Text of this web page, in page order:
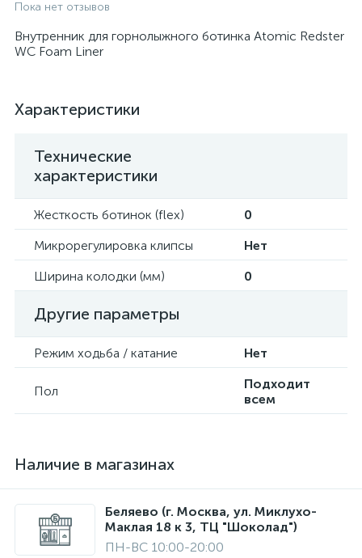
Пока нет отзывов
Внутренник для горнолыжного ботинка Atomic Redster
WC Foam Liner
Характеристики
Технические
характеристики
Жесткость ботинок (flex)
0
Микрорегулировка клипсы
Нет
Ширина колодки (мм)
0
Другие параметры
Режим ходьба / катание Нет
Пол
Подходит
всем
Наличие в магазинах
Беляево (г. Москва, ул. Миклухо-
Маклая 18 к 3, ТЦ "Шоколад")
ПН-ВС 10:00-20:00